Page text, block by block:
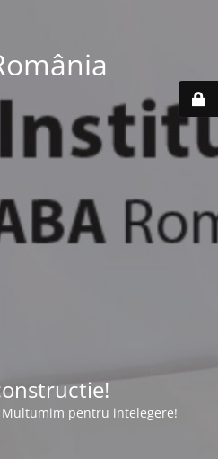
pentru intelegere!